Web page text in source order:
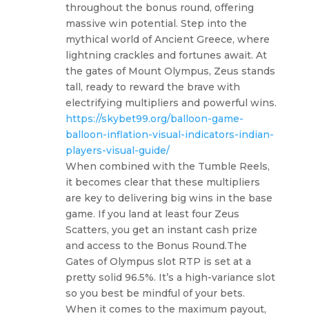
throughout the bonus round, offering
massive win potential. Step into the
mythical world of Ancient Greece, where
lightning crackles and fortunes await. At
the gates of Mount Olympus, Zeus stands
tall, ready to reward the brave with
electrifying multipliers and powerful wins.
https://skybet99.org/balloon-game-
balloon-inflation-visual-indicators-indian-
players-visual-guide/
When combined with the Tumble Reels,
it becomes clear that these multipliers
are key to delivering big wins in the base
game. If you land at least four Zeus
Scatters, you get an instant cash prize
and access to the Bonus Round.The
Gates of Olympus slot RTP is set at a
pretty solid 96.5%. It’s a high-variance slot
so you best be mindful of your bets.
When it comes to the maximum payout,